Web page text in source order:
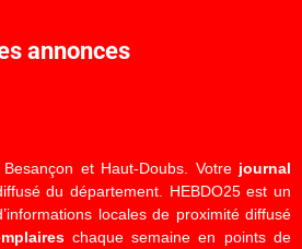
annonces
et Haut-Doubs. Votre journal
du département. HEBDO25 est un
locales de proximité diffusé
chaque semaine en points de